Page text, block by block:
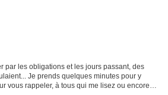
par les obligations et les jours passant, des
Je prends quelques minutes pour y
vous rappeler, à tous qui me lisez ou encore